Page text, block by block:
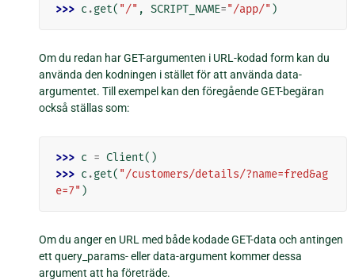
>>> c .get( "/" , SCRIPT_NAME="/app/" )
Om du redan har GET-argumenten i URL-kodad form kan du
använda den kodningen i stället för att använda data-
argumentet. Till exempel kan den föregående GET-begäran
också ställas som:
>>> c = Client()
>>> c .get( "/customers/details/?name=fred&ag
e=7" )
Om du anger en URL med både kodade GET-data och antingen
ett query_params- eller data-argument kommer dessa
argument att ha företräde.